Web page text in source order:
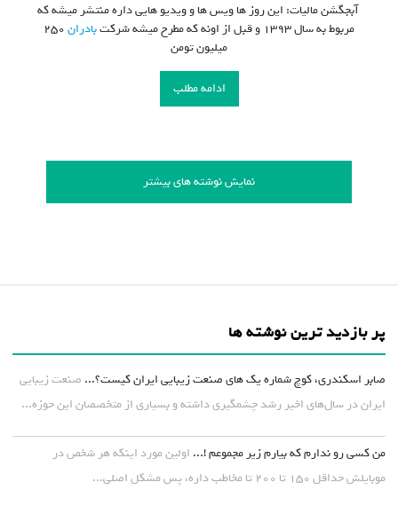
آبجگشن مالیات: این روز ها ویس ها و ویدیو هایی داره منتشر میشه که
مربوط به سال ۱۳۹۳ و قبل از اونه که مطرح میشه شرکت
بادران۲۵۰
میلیون تومن
ادامه مطلب
نمایش نوشته های بیشتر
پر بازدید ترین نوشته ها
صابر اسکندری، کوچ شماره یک های صنعت زیبایی ایران کیست؟... صنعت زیبایی
ایران در سال‌های اخیر رشد چشمگیری داشته و بسیاری از متخصصان این حوزه...
من کسی رو ندارم که بیارم زیر مجموعم !... اولین مورد اینکه هر شخص در
موبایلش حداقل ۱۵۰ تا ۲۰۰ تا مخاطب داره، پس مشکل اصلی...